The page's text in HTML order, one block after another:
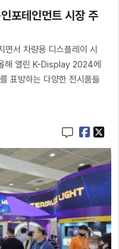
포테인먼트 시장 주
면서 차량용 디스플레이 시
해 열린 K-Display 2024에
표방하는 다양한 전시품들